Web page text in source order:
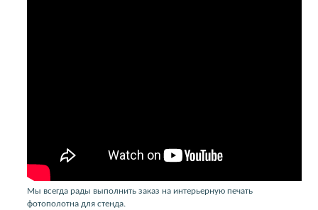
Мы всегда рады выполнить заказ на интерьерную печать
фотополотна для стенда.